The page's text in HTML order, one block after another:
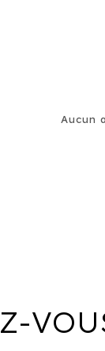
Aucun